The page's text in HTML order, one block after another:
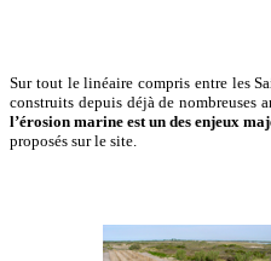
Sur tout le linéaire compris entre les
construits depuis déjà de nombreuses
l’érosion marine est un des enjeux
proposés sur le site.